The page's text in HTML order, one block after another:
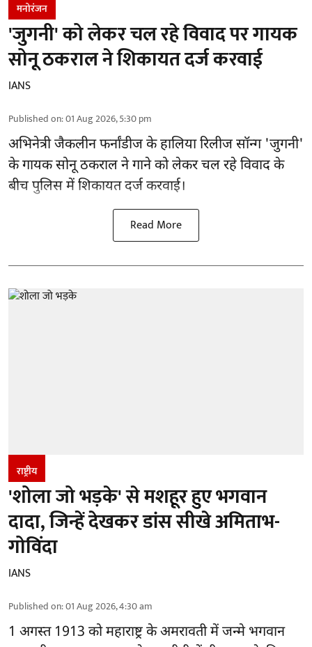
मनोरंजन
'जुगनी' को लेकर चल रहे विवाद पर गायक
सोनू ठकराल ने शिकायत दर्ज करवाई
IANS
Published on:01 Aug 2026, 5:30 pm
अभिनेत्री जैकलीन फर्नांडीज के हालिया रिलीज सॉन्ग 'जुगनी'
के गायक सोनू ठकराल ने गाने को लेकर चल रहे विवाद के
बीच पुलिस में शिकायत दर्ज करवाई।
Read More
राष्ट्रीय
'शोला जो भड़के' से मशहूर हुए भगवान
दादा, जिन्हें देखकर डांस सीखे अमिताभ-
गोविंदा
IANS
Published on:01 Aug 2026, 4:30 am
1 अगस्त 1913 को महाराष्ट्र के अमरावती में जन्मे भगवान